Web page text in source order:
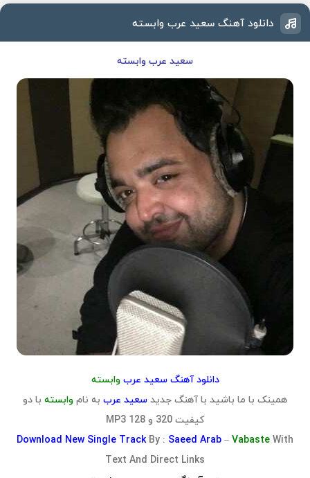
دانلود آهنگ سعید عرب وابسته
سعید عرب وابسته
دانلود آهنگ سعید عرب وابسته
همینک با ما باشید با آهنگ جدید سعید عرب به نام وابسته با دو
کیفیت 320 و 128 MP3
Download New Single Track By : Saeed Arab – Vabaste With
Text And Direct Links